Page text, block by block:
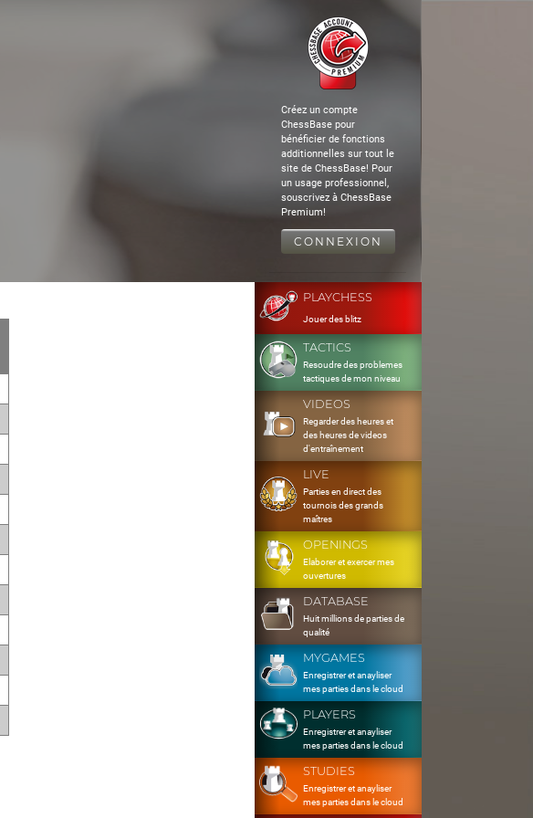
Créez un compte
ChessBase pour
bénéficier de fonctions
additionnelles sur tout le
site de ChessBase! Pour
un usage professionnel,
souscrivez à ChessBase
Premium!
CONNEXION
PLAYCHESS
Jouer des blitz
TACTICS
Resoudre des problemes
tactiques de mon niveau
VIDEOS
Regarder des heures et
des heures de videos
d'entraînement
LIVE
Parties en direct des
tournois des grands
maîtres
OPENINGS
Elaborer et exercer mes
ouvertures
DATABASE
Huit millions de parties de
qualité
MYGAMES
Enregistrer et anayliser
mes parties dans le cloud
PLAYERS
Enregistrer et anayliser
mes parties dans le cloud
STUDIES
Enregistrer et anayliser
mes parties dans le cloud